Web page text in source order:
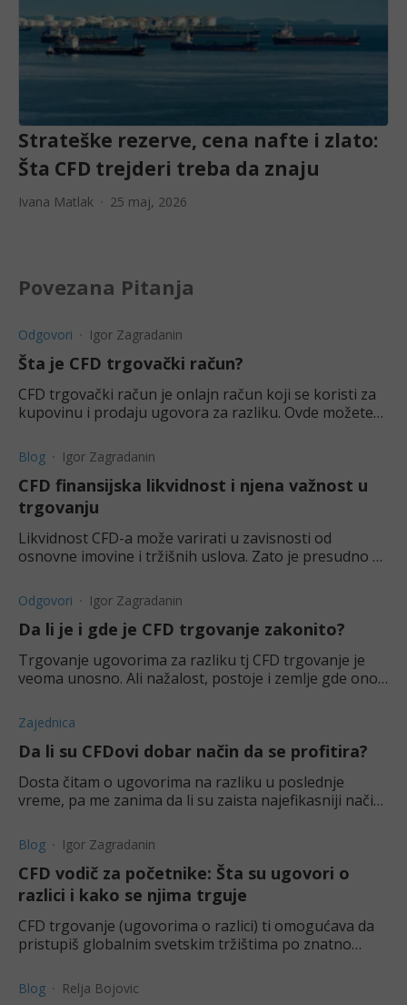
Strateške rezerve, cena nafte i zlato:
Šta CFD trejderi treba da znaju
Ivana Matlak 25 maj, 2026
Povezana Pitanja
Odgovori Igor Zagradanin
Šta je CFD trgovački račun?
CFD trgovački račun je onlajn račun koji se koristi za
kupovinu i prodaju ugovora za razliku. Ovde možete
Blog Igor Zagradanin
CFD finansijska likvidnost i njena važnost u
trgovanju
Likvidnost CFD-a može varirati u zavisnosti od
osnovne imovine i tržišnih uslova. Zato je presudno da
utiče.
Odgovori Igor Zagradanin
Da li je i gde je CFD trgovanje zakonito?
Trgovanje ugovorima za razliku tj CFD trgovanje je
veoma unosno. Ali nažalost, postoje i zemlje gde ono
Zajednica
Da li su CFDovi dobar način da se profitira?
Dosta čitam o ugovorima na razliku u poslednje
vreme, pa me zanima da li su zaista najefikasniji način
Blog Igor Zagradanin
CFD vodič za početnike: Šta su ugovori o
razlici i kako se njima trguje
CFD trgovanje (ugovorima o razlici) ti omogućava da
pristupiš globalnim svetskim tržištima po znatno
Blog Relja Bojovic